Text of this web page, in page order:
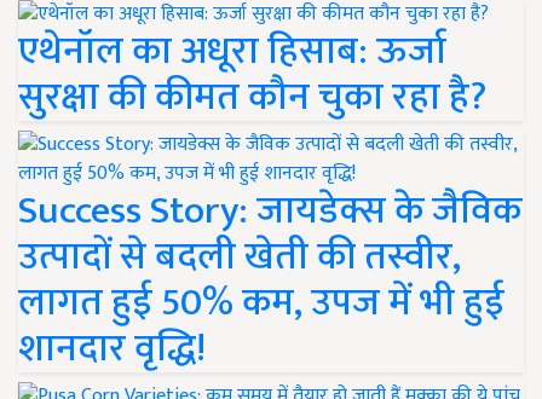
एथेनॉल का अधूरा हिसाब: ऊर्जा
सुरक्षा की कीमत कौन चुका रहा है?
Success Story: जायडेक्स के जैविक
उत्पादों से बदली खेती की तस्वीर,
लागत हुई 50% कम, उपज में भी हुई
शानदार वृद्धि!